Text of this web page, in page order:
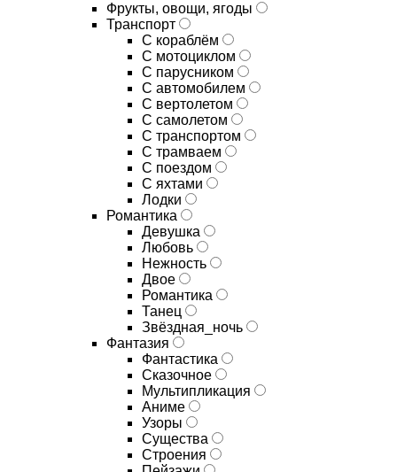
Фрукты, овощи, ягоды
Транспорт
С кораблём
С мотоциклом
С парусником
С автомобилем
С вертолетом
С самолетом
С транспортом
С трамваем
С поездом
С яхтами
Лодки
Романтика
Девушка
Любовь
Нежность
Двое
Романтика
Танец
Звёздная_ночь
Фантазия
Фантастика
Сказочное
Мультипликация
Аниме
Узоры
Существа
Строения